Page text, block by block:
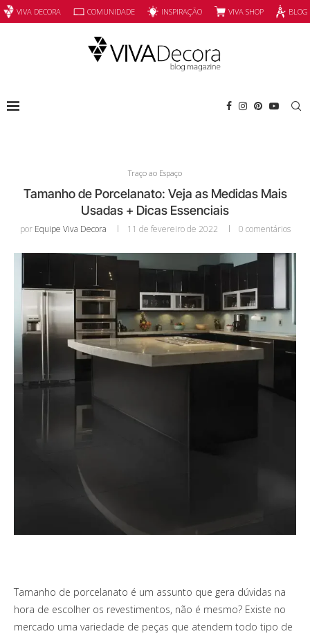
VIVA DECORA COMUNIDADE INSPIRAÇÃO VIVA SHOP
Traço ao Espaço
Tamanho de Porcelanato: Veja as Medidas Mais
Usadas + Dicas Essenciais
por Equipe Viva Decora 11 de fevereiro de 2022 0 comentários
Tamanho de porcelanato é um assunto que gera dúvidas na
hora de escolher os revestimentos, não é mesmo? Existe no
mercado uma variedade de peças que atendem todo tipo de